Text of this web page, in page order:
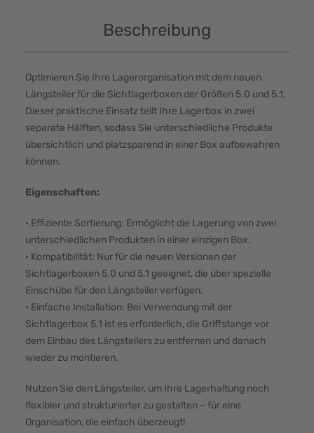
Beschreibung
Optimieren Sie Ihre Lagerorganisation mit dem neuen
Längsteiler für die Sichtlagerboxen der Größen 5.0 und 5.1.
Dieser praktische Einsatz teilt Ihre Lagerbox in zwei
separate Hälften, sodass Sie unterschiedliche Produkte
übersichtlich und platzsparend in einer Box aufbewahren
können.
Eigenschaften:
• Effiziente Sortierung: Ermöglicht die Lagerung von zwei
unterschiedlichen Produkten in einer einzigen Box.
• Kompatibilität: Nur für die neuen Versionen der
Sichtlagerboxen 5.0 und 5.1 geeignet, die über spezielle
Einschübe für den Längsteiler verfügen.
• Einfache Installation: Bei Verwendung mit der
Sichtlagerbox 5.1 ist es erforderlich, die Griffstange vor
dem Einbau des Längsteilers zu entfernen und danach
wieder zu montieren.
Nutzen Sie den Längsteiler, um Ihre Lagerhaltung noch
flexibler und strukturierter zu gestalten – für eine
Organisation, die einfach überzeugt!